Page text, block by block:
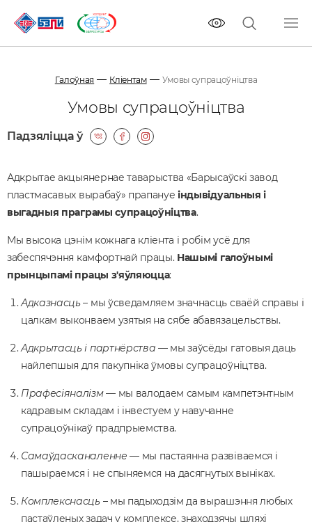
Галоўная Кліентам Умовы супрацоўніцтва
Умовы супрацоўніцтва
Падзяліцца ў
Адкрытае акцыянернае таварыства «Барысаўскі завод
пластмасавых вырабаў» прапануеіндывідуальныя і
выгадныя праграмы супрацоўніцтва.
Мы высока цэнім кожнага кліента і робім усё для
забеспячэння камфортнай працы. Нашымі галоўнымі
прынцыпамі працы з'яўляюцца:
Адказнасць– мы ўсведамляем значнасць сваёй справы і
цалкам выконваем узятыя на сябе абавязацельствы.
Адкрытасць і партнёрства — мы заўсёды гатовыя даць
найлепшыя для пакупніка ўмовы супрацоўніцтва.
Прафесіяналізм— мы валодаем самым кампетэнтным
кадравым складам і інвестуем у навучанне
супрацоўнікаў прадпрыемства.
Самаўдасканаленне — мы пастаянна развіваемся і
пашыраемся і не спыняемся на дасягнутых выніках.
Комплекснасць– мы падыходзім да вырашэння любых
пастаўленых задач у комплексе, знаходзячы шляхі